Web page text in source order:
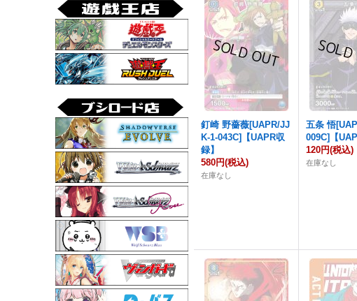
釘崎 野薔薇[UAPR/JJ
K-1-043C]【UAPR収
録】
580円(税込)
在庫なし
五条 悟
009C]【
120円(税込)
在庫なし